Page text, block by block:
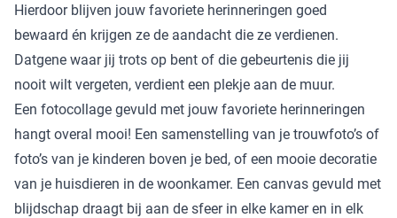
Hierdoor blijven jouw favoriete herinneringen goed
bewaard én krijgen ze de aandacht die ze verdienen.
Datgene waar jij trots op bent of die gebeurtenis die jij
nooit wilt vergeten, verdient een plekje aan de muur.
Een fotocollage gevuld met jouw favoriete herinneringen
hangt overal mooi! Een samenstelling van je trouwfoto’s of
foto’s van je kinderen boven je bed, of een mooie decoratie
van je huisdieren in de woonkamer. Een canvas gevuld met
blijdschap draagt bij aan de sfeer in elke kamer en in elk